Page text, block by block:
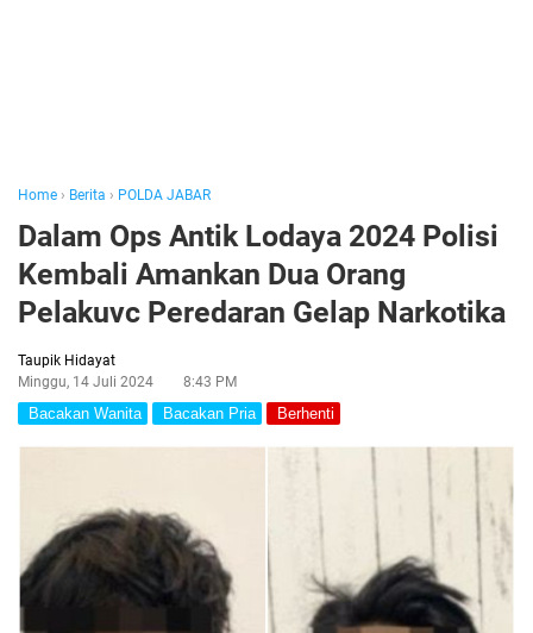
Home › Berita › POLDA JABAR
Dalam Ops Antik Lodaya 2024 Polisi
Kembali Amankan Dua Orang
Pelakuvc Peredaran Gelap Narkotika
Taupik Hidayat
Minggu, 14 Juli 2024
8:43 PM
Bacakan Wanita Bacakan Pria Berhenti